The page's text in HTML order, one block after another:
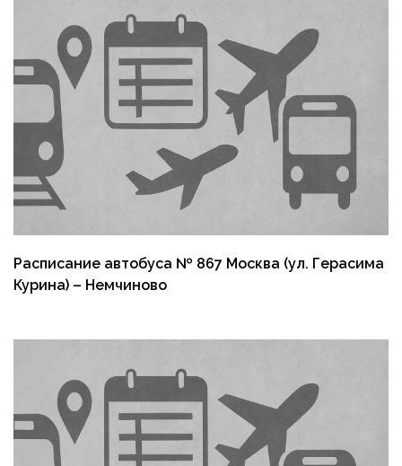
Расписание автобуса № 867 Москва (ул. Герасима
Курина) – Немчиново